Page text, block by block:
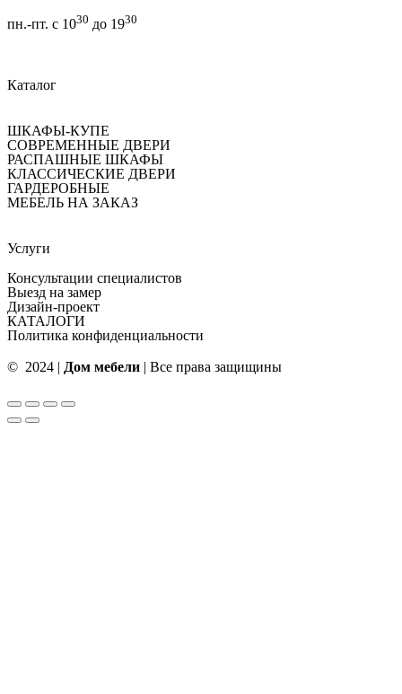
пн.-пт. с 1030 до 1930
Каталог
ШКАФЫ-КУПЕ
СОВРЕМЕННЫЕ ДВЕРИ
РАСПАШНЫЕ ШКАФЫ
КЛАССИЧЕСКИЕ ДВЕРИ
ГАРДЕРОБНЫЕ
МЕБЕЛЬ НА ЗАКАЗ
Услуги
Консультации специалистов
Выезд на замер
Дизайн-проект
КАТАЛОГИ
Политика конфиденциальности
© 2024 | Дом мебели | Все права защищины